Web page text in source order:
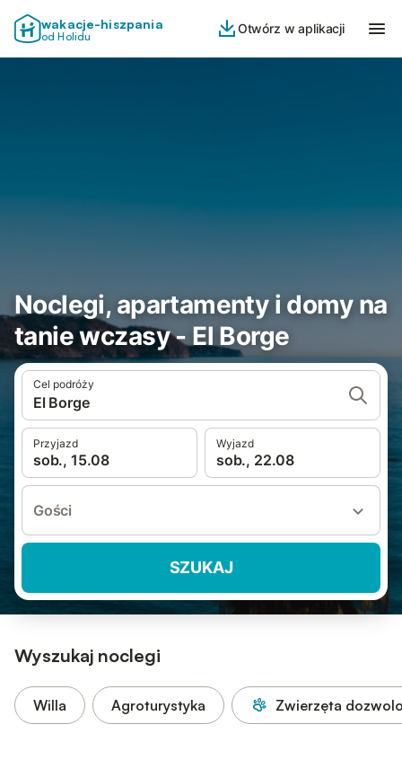
wakacje-hiszpania
od Holidu
Otwórz w aplikacji
Noclegi, apartamenty i domy na
tanie wczasy - El Borge
Cel podróży
El Borge
Przyjazd
sob., 15.08
Wyjazd
sob., 22.08
Gości
SZUKAJ
Wyszukaj noclegi
Willa Agroturystyka Zwierzęta